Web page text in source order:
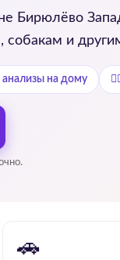
Бирюлёво
собакам и
на дому
🚗